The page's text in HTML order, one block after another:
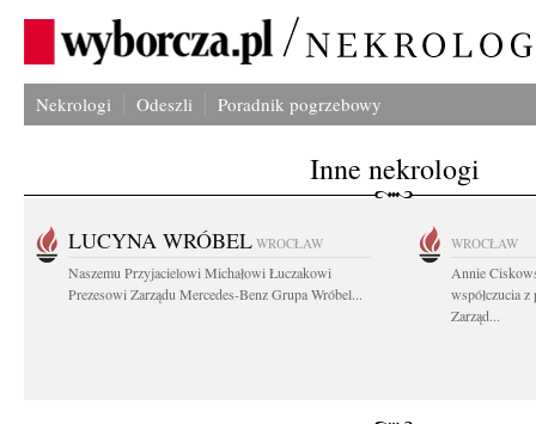
Nekrologi Odeszli Poradnik pogrzebowy
Inne nekrologi
LUCYNA WRÓBEL WROCŁAW
Naszemu Przyjacielowi Michałowi Łuczakowi
Prezesowi Zarządu Mercedes-Benz Grupa Wróbel...
WROCŁAW
Annie
współczucia
Zarząd...